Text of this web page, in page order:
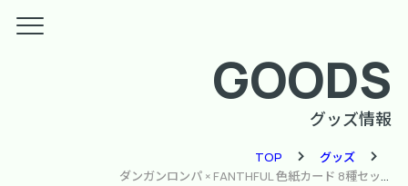
GOODS
グッズ情報
TOP
グッズ
ダンガンロンパ × FANTHFUL 色紙カード 8種セット